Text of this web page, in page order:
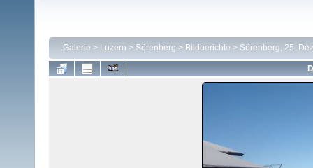
Galerie > Luzern > Sörenberg > Bildberichte > Sörenberg, 25.